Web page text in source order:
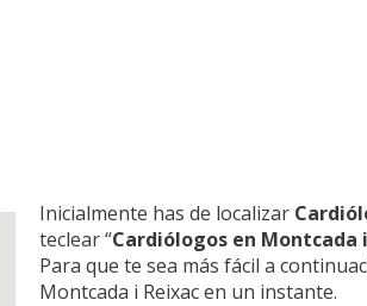
Inicialmente has de localizar
teclear “Cardiólogos en Montcada
Para que te sea más fácil a
Montcada i Reixac en un instante.